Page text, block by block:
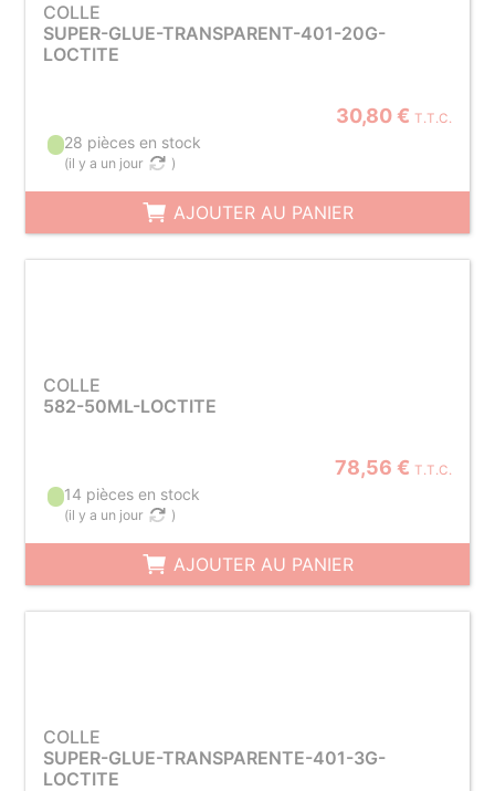
COLLE
SUPER-GLUE-TRANSPARENT-401-20G-
LOCTITE
30,80 € T.T.C.
28 pièces en stock
(il y a un jour )
AJOUTER AU PANIER
COLLE
582-50ML-LOCTITE
78,56 € T.T.C.
14 pièces en stock
(il y a un jour )
AJOUTER AU PANIER
COLLE
SUPER-GLUE-TRANSPARENTE-401-3G-
LOCTITE